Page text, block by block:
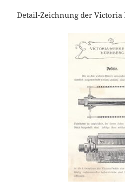
Detail-Zeichnung der Victoria